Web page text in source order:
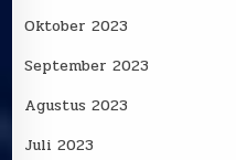
Oktober 2023
September 2023
Agustus 2023
Juli 2023